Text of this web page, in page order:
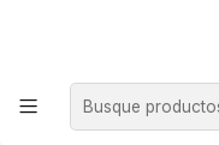
Frutos Secos y